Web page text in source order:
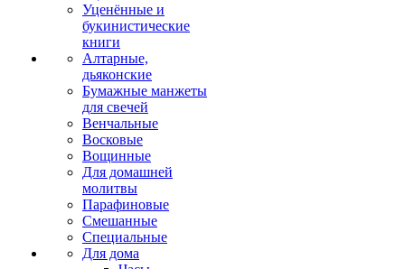
Уценённые и
букинистические
книги
Алтарные,
дьяконские
Бумажные манжеты
для свечей
Венчальные
Восковые
Вощинные
Для домашней
молитвы
Парафиновые
Смешанные
Специальные
Для дома